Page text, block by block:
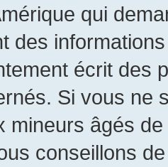
qui
des
écrit des
Si vous ne
mineurs âgés
conseillons